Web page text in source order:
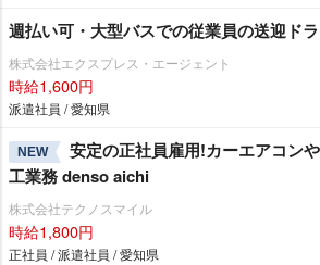
週払い可・大型バスでの従業員の送迎ド
株式会社エクスプレス・エージェント
時給1,600円
派遣社員 / 愛知県
NEW
安定の正社員雇用!カーエアコン
工業務 denso aichi
株式会社テクノスマイル
時給1,800円
正社員 / 派遣社員 / 愛知県